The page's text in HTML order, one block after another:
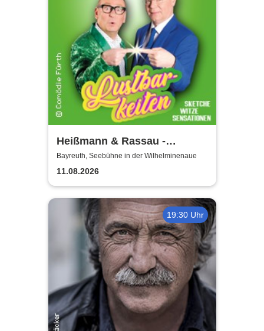
Heißmann & Rassau -
Lustbarkeiten
Bayreuth, Seebühne in der Wilhelminenaue
11.08.2026
19:30 Uhr